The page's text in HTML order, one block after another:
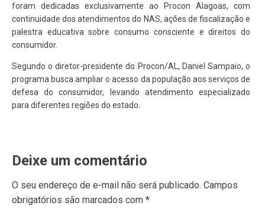
foram dedicadas exclusivamente ao Procon Alagoas, com
continuidade dos atendimentos do NAS, ações de fiscalização e
palestra educativa sobre consumo consciente e direitos do
consumidor.
Segundo o diretor-presidente do Procon/AL, Daniel Sampaio, o
programa busca ampliar o acesso da população aos serviços de
defesa do consumidor, levando atendimento especializado
para diferentes regiões do estado.
Deixe um comentário
O seu endereço de e-mail não será publicado. Campos
obrigatórios são marcados com *